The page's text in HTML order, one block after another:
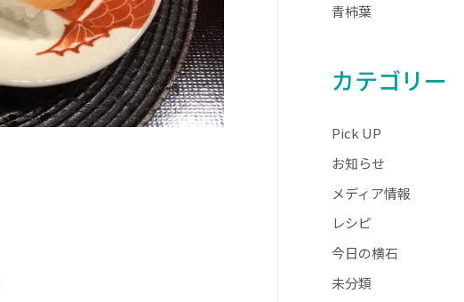
青柿葉
カテゴリー
Pick UP
お知らせ
メディア情報
レシピ
今日の横石
未分類